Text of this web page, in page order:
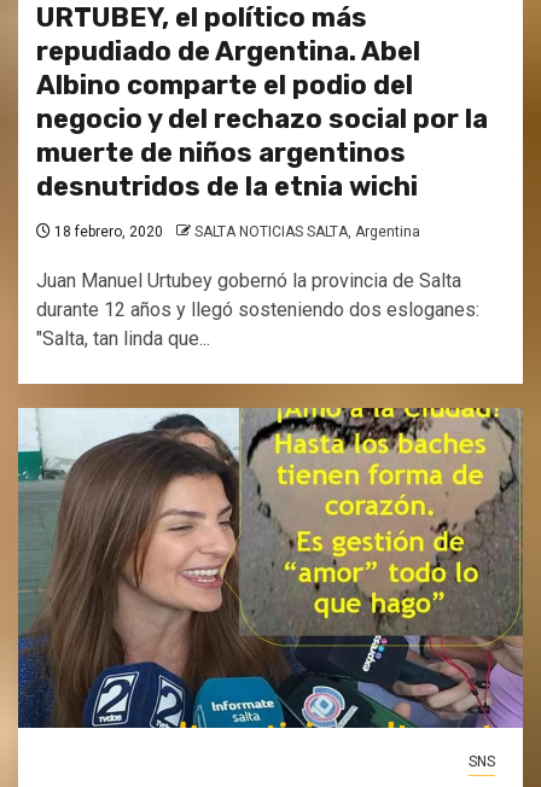
URTUBEY, el político más
repudiado de Argentina. Abel
Albino comparte el podio del
negocio y del rechazo social por la
muerte de niños argentinos
desnutridos de la etnia wichi
18 febrero, 2020 SALTA NOTICIAS SALTA, Argentina
Juan Manuel Urtubey gobernó la provincia de Salta
durante 12 años y llegó sosteniendo dos esloganes:
"Salta, tan linda que...
SNS